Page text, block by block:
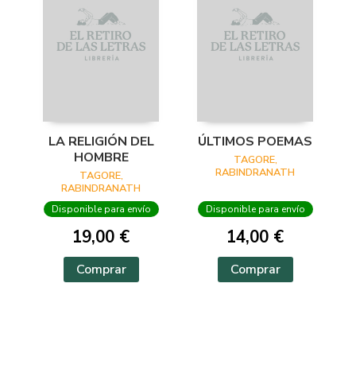
LA RELIGIÓN DEL
HOMBRE
TAGORE,
RABINDRANATH
Disponible para envío
19,00 €
Comprar
ÚLTIMOS POEMAS
TAGORE,
RABINDRANATH
Disponible para envío
14,00 €
Comprar